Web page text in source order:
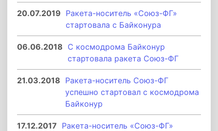
20.07.2019 Ракета-носитель «Союз-ФГ»
стартовала с Байконура
06.06.2018 С космодрома Байконур
стартовала ракета Союз-ФГ
21.03.2018 Ракета-носитель Союз-ФГ
успешно стартовал с космодрома
Байконур
17.12.2017 Ракета-носитель «Союз-ФГ»